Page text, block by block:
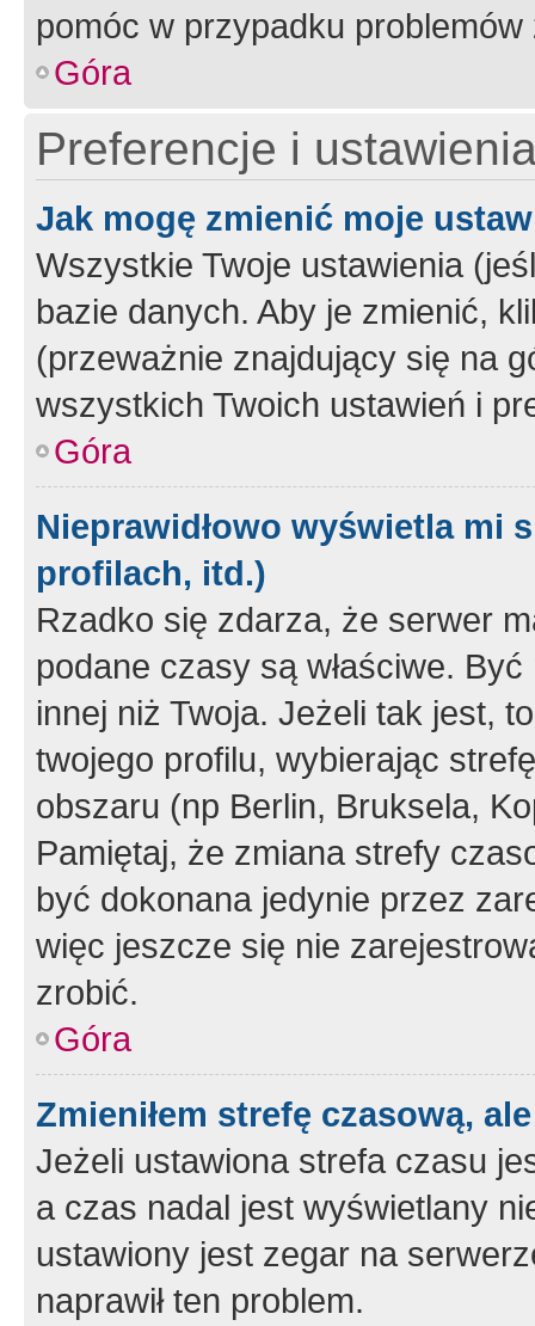
pomóc w przypadku
Góra
Preferencje i
Jak mogę zmienić moje
Wszystkie Twoje ustawienia
bazie danych. Aby je zmienić,
(przeważnie znajdujący się na
wszystkich Twoich ustawień i
Góra
Nieprawidłowo wyświetla mi
profilach, itd.)
Rzadko się zdarza, że serwer
podane czasy są właściwe.
innej niż Twoja. Jeżeli tak jest,
twojego profilu, wybierając
obszaru (np Berlin, Bruksela,
Pamiętaj, że zmiana strefy
być dokonana jedynie przez
więc jeszcze się nie
zrobić.
Góra
Zmieniłem strefę czasową,
Jeżeli ustawiona strefa czasu
a czas nadal jest wyświetlany
ustawiony jest zegar na
naprawił ten problem.